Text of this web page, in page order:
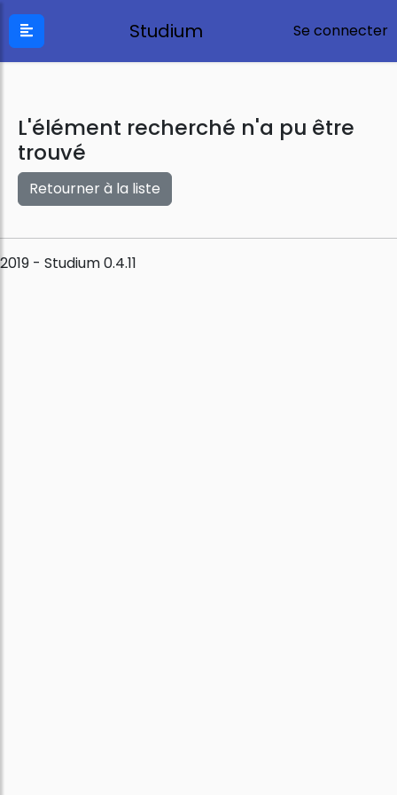
Studium Se connecter
L'élément recherché n'a pu être
trouvé
Retourner à la liste
2019 - Studium 0.4.11